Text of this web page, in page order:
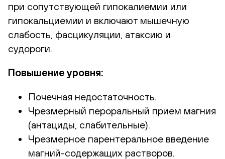
при сопутствующей гипокалиемии или
гипокальциемии и включают мышечную
слабость, фасцикуляции, атаксию и
судороги.
Повышение уровня:
Почечная недостаточность.
Чрезмерный пероральный прием магния
(антациды, слабительные).
Чрезмерное парентеральное введение
магний-содержащих растворов.